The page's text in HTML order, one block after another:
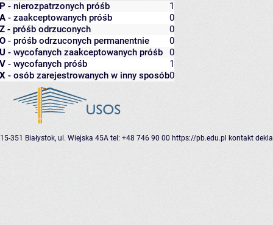
P - nierozpatrzonych próśb
1
A - zaakceptowanych próśb
0
Z - próśb odrzuconych
0
O - próśb odrzuconych permanentnie
0
U - wycofanych zaakceptowanych próśb
0
V - wycofanych próśb
1
X - osób zarejestrowanych w inny sposób0
15-351 Białystok, ul. Wiejska 45A tel: +48 746 90 00 https://pb.edu.pl kontakt